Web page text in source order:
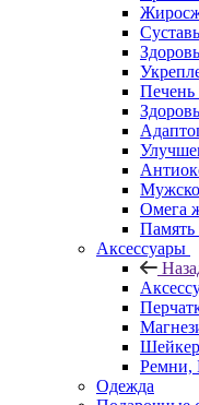
Печень
Омега
Память
Аксессуары
Ремни,
Одежда